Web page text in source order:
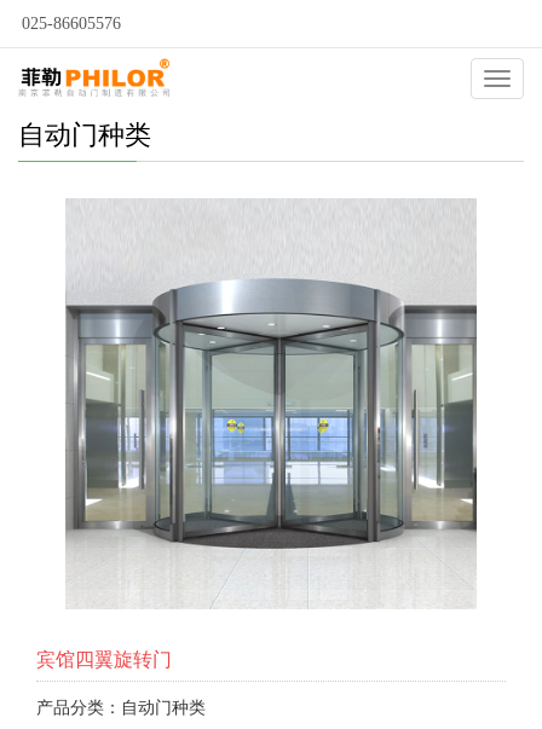
025-86605576
自动门种类
宾馆四翼旋转门
产品分类：自动门种类